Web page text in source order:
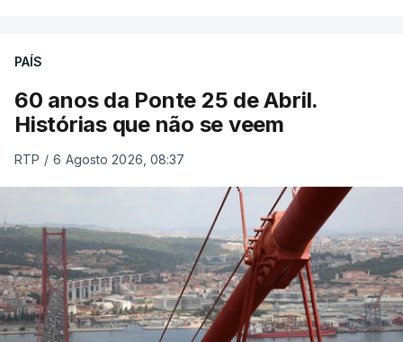
PAÍS
60 anos da Ponte 25 de Abril.
Histórias que não se veem
RTP / 6 Agosto 2026, 08:37